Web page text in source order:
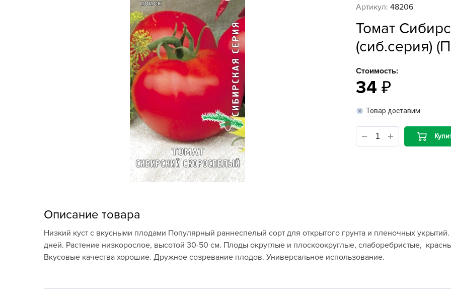
Ёмкости для рассады и
Картофель семенной
Комнатные горшечные
многолетники Весна
Новогодняя продукция
Отдых в саду, пикник
Подарочные карты
Поиск Бренды
Артикул: 48206
Томат
(сиб.серия)
Стоимость:
34
Товар доставим
Описание товара
Низкий куст с вкусными плодами Популярный раннеспелый сорт для открытого грунта и пленочных
дней. Растение низкорослое, высотой 30-50 см. Плоды округлые и плоскоокруглые, слаборебристые,
Вкусовые качества хорошие. Дружное созревание плодов. Универсальное использование.